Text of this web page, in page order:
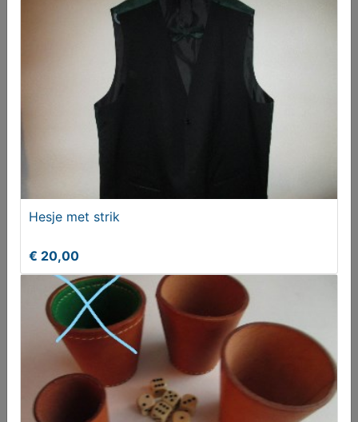
Puzzels
Hesje met strik
€ 20,00